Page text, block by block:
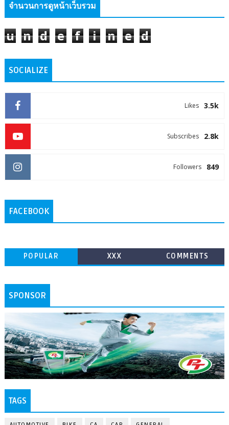
จำนวนการดูหน้าเว็บรวม
u n d e f i n e d
SOCIALIZE
3.5k
Likes
2.8k
Subscribes
849
Followers
FACEBOOK
POPULAR XXX COMMENTS
SPONSOR
TAGS